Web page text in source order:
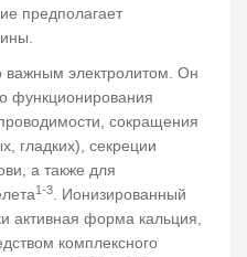
предполагает
важным электролитом. Он
функционирования
сокращения
гладких), секреции
а также для
1-3. Ионизированный
активная форма кальция,
комплексного